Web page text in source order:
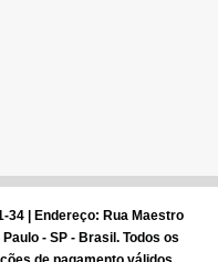
34 | Endereço: Rua Maestro
- SP - Brasil. Todos os